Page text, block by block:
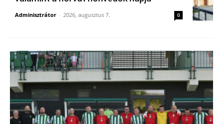
Adminisztrátor - 2026, augusztus 7. 0